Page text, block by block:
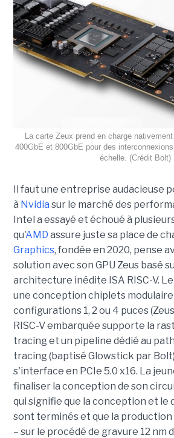
La carte Zeux prend en charge
400GbE et 800GbE pour des
échelle. (Crédit Bolt)
Il faut une entreprise audacieuse
à Nvidia sur le marché des
Intel a essayé et échoué à
qu'AMD assure juste sa place de
Graphics, fondée en 2020, pense
solution avec son GPU Zeus basé
architecture inédite ISA RISC-V.
une conception chiplets
configurations 1, 2 ou 4 puces (Zeus
RISC-V embarquée supporte la
tracing et un pipeline dédié au path
tracing (baptisé Glowstick par
s'interface en PCIe 5.0 x16. La
finaliser la conception de son
qui signifie que la conception et le
sont terminés et que la
– sur le procédé de gravure 12 nm